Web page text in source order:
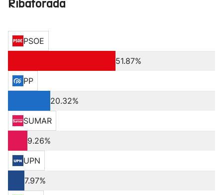
Ribaforada
PSOE
51.87%
PP
20.32%
SUMAR
9.26%
UPN
7.97%